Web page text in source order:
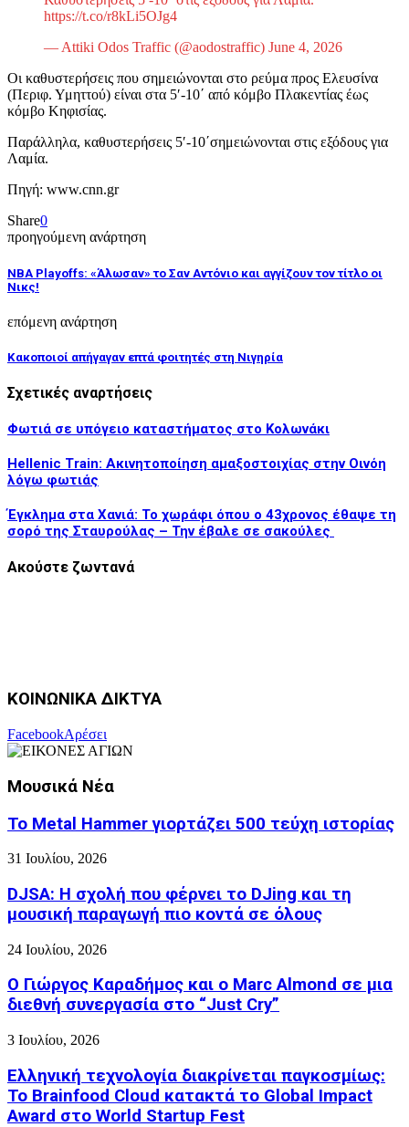
https://t.co/r8kLi5OJg4
— Attiki Odos Traffic (@aodostraffic) June 4, 2026
Οι καθυστερήσεις που σημειώνονται στο ρεύμα προς Ελευσίνα
(Περιφ. Υμηττού) είναι στα 5′-10΄ από κόμβο Πλακεντίας έως
κόμβο Κηφισίας.
Παράλληλα, καθυστερήσεις 5′-10΄σημειώνονται στις εξόδους για
Λαμία.
Πηγή: www.cnn.gr
Share0
προηγούμενη ανάρτηση
NBA Playoffs: «Άλωσαν» το Σαν Αντόνιο και αγγίζουν τον τίτλο οι
Νικς!
επόμενη ανάρτηση
Κακοποιοί απήγαγαν επτά φοιτητές στη Νιγηρία
Σχετικές αναρτήσεις
Φωτιά σε υπόγειο καταστήματος στο Κολωνάκι
Hellenic Train: Ακινητοποίηση αμαξοστοιχίας στην Οινόη
λόγω φωτιάς
Έγκλημα στα Χανιά: Το χωράφι όπου ο 43χρονος έθαψε τη
σορό της Σταυρούλας – Την έβαλε σε σακούλες
Ακούστε ζωντανά
ΚΟΙΝΩΝΙΚΑ ΔΙΚΤΥΑ
FacebookΑρέσει
Μουσικά Νέα
Το Metal Hammer γιορτάζει 500 τεύχη ιστορίας
31 Ιουλίου, 2026
DJSA: Η σχολή που φέρνει το DJing και τη
μουσική παραγωγή πιο κοντά σε όλους
24 Ιουλίου, 2026
Ο Γιώργος Καραδήμος και ο Marc Almond σε μια
διεθνή συνεργασία στο “Just Cry”
3 Ιουλίου, 2026
Ελληνική τεχνολογία διακρίνεται παγκοσμίως:
Το Brainfood Cloud κατακτά το Global Impact
Award στο World Startup Fest